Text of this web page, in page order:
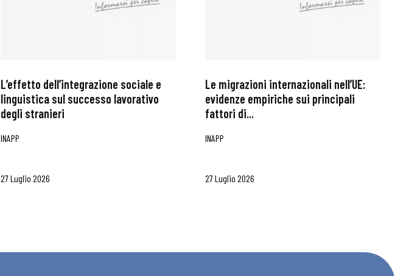
L’effetto dell’integrazione sociale e
linguistica sul successo lavorativo
degli stranieri
INAPP
27 Luglio 2026
Le migrazioni internazionali nell’UE:
evidenze empiriche sui principali
fattori di...
INAPP
27 Luglio 2026